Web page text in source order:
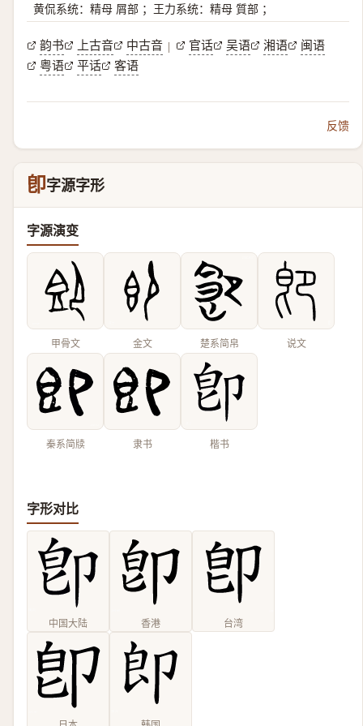
黄侃系统：精母 屑部 ；王力系统：精母 質部 ；
韵书 上古音 中古音 | 官话 吴语 湘语
闽语
粤语
平话 客语
反馈
卽字源字形
字源演变
甲骨文 金文 楚系简帛 说文
秦系简牍 隶书 楷书
字形对比
中国大陆 香港 台湾